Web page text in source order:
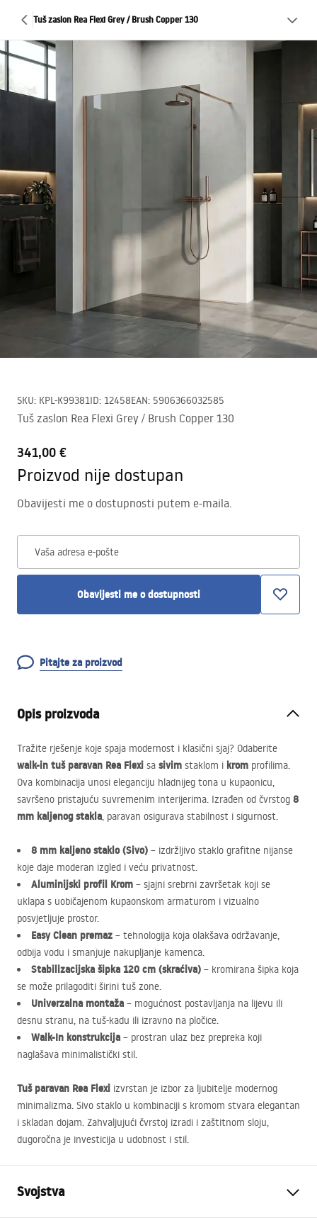
Tuš zaslon Rea Flexi Grey / Brush Copper 130
SKU: KPL-K99381ID: 12458EAN: 5906366032585
Tuš zaslon Rea Flexi Grey / Brush Copper 130
341,00 €
Proizvod nije dostupan
Obavijesti me o dostupnosti putem e-maila.
Vaša adresa e-pošte
Obavijesti me o dostupnosti
Pitajte za proizvod
Opis proizvoda
Tražite rješenje koje spaja modernost i klasični sjaj? Odaberite
walk-in tuš paravan Rea Flexi sa sivim staklom i krom profilima.
Ova kombinacija unosi eleganciju hladnijeg tona u kupaonicu,
savršeno pristajuću suvremenim interijerima. Izrađen od čvrstog 8
mm kaljenog stakla, paravan osigurava stabilnost i sigurnost.
8 mm kaljeno staklo (Sivo) – izdržljivo staklo grafitne nijanse
koje daje moderan izgled i veću privatnost.
Aluminijski profil Krom – sjajni srebrni završetak koji se
uklapa s uobičajenom kupaonskom armaturom i vizualno
posvjetljuje prostor.
Easy Clean premaz – tehnologija koja olakšava održavanje,
odbija vodu i smanjuje nakupljanje kamenca.
Stabilizacijska šipka 120 cm (skraćiva) – kromirana šipka koja
se može prilagoditi širini tuš zone.
Univerzalna montaža – mogućnost postavljanja na lijevu ili
desnu stranu, na tuš-kadu ili izravno na pločice.
Walk-In konstrukcija – prostran ulaz bez prepreka koji
naglašava minimalistički stil.
Tuš paravan Rea Flexi izvrstan je izbor za ljubitelje modernog
minimalizma. Sivo staklo u kombinaciji s kromom stvara elegantan
i skladan dojam. Zahvaljujući čvrstoj izradi i zaštitnom sloju,
dugoročna je investicija u udobnost i stil.
Svojstva